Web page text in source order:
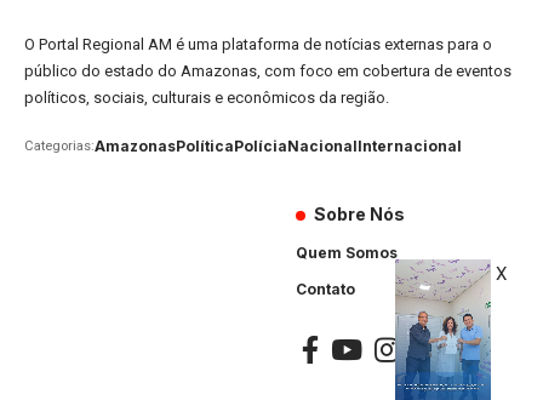
O Portal Regional AM é uma plataforma de notícias externas para o
público do estado do Amazonas, com foco em cobertura de eventos
políticos, sociais, culturais e econômicos da região.
Categorias:AmazonasPolíticaPolíciaNacionalInternacional
Sobre Nós
Quem Somos
Contato
X